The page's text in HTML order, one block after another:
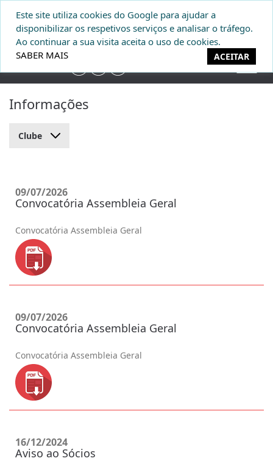
DONATIVOS
Informações
Clube
09/07/2026
Convocatória Assembleia Geral
Convocatória Assembleia Geral
09/07/2026
Convocatória Assembleia Geral
Convocatória Assembleia Geral
16/12/2024
Aviso ao Sócios
Este site utiliza cookies do Google para ajudar a
disponibilizar os respetivos serviços e analisar o tráfego.
Ao continuar a sua visita aceita o uso de cookies.
SABER MAIS
ACEITAR